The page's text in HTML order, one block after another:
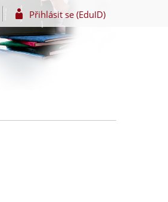
Přihlásit se (EduID)